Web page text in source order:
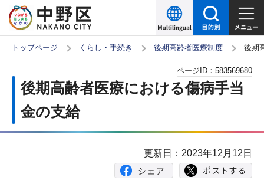
の
ー
トップページ くらし・手続き 後期高齢者医療制度 後期
か
後期高齢者医療における傷病手当
金の支給
ページID： 583569680
更新日：2023年12月12日